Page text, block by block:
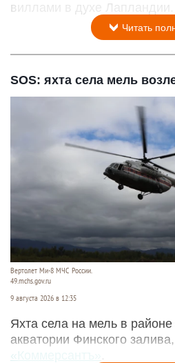
виллами в духе Лапландии.
Читать
SOS: яхта села мель
Вертолет Ми-8 МЧС России.
49.mchs.gov.ru
9 августа 2026 в 12:35
Яхта села на мель в
акватории Финского
«Коммерсантъ»